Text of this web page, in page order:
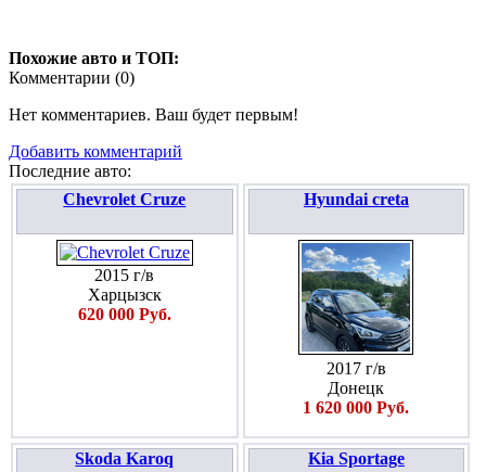
Похожие авто и ТОП:
Комментарии (0)
Нет комментариев. Ваш будет первым!
Добавить комментарий
Последние авто:
Chevrolet Cruze
2015 г/в
Харцызск
620 000 Руб.
Hyundai creta
2017 г/в
Донецк
1 620 000 Руб.
Skoda Karoq Kia Sportage